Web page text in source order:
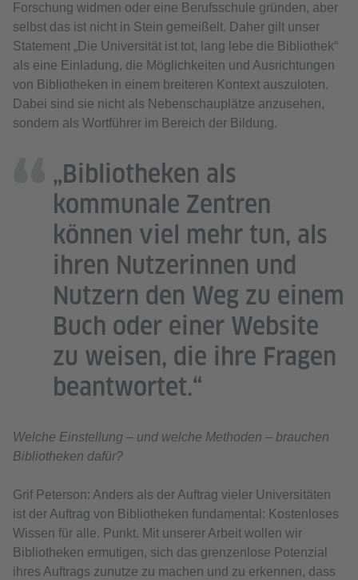
Forschung widmen oder eine Berufsschule gründen, aber
selbst das ist nicht in Stein gemeißelt. Daher gilt unser
Statement „Die Universität ist tot, lang lebe die Bibliothek“
als eine Einladung, die Möglichkeiten und Ausrichtungen
von Bibliotheken in einem breiteren Kontext auszuloten.
Dabei sind sie nicht als Nebenschauplätze anzusehen,
sondern als Wortführer im Bereich der Bildung.
„Bibliotheken als
kommunale Zentren
können viel mehr tun, als
ihren Nutzerinnen und
Nutzern den Weg zu einem
Buch oder einer Website
zu weisen, die ihre Fragen
beantwortet.“
Welche Einstellung – und welche Methoden – brauchen
Bibliotheken dafür?
Grif Peterson: Anders als der Auftrag vieler Universitäten
ist der Auftrag von Bibliotheken fundamental: Kostenloses
Wissen für alle. Punkt. Mit unserer Arbeit wollen wir
Bibliotheken ermutigen, sich das grenzenlose Potenzial
ihres Auftrags zunutze zu machen und zu erkennen, dass